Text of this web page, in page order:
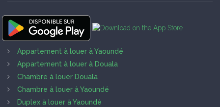
Appartement à louer à Yaoundé
Appartement à louer à Douala
Chambre à louer Douala
Chambre à louer à Yaoundé
Duplex à louer à Yaoundé